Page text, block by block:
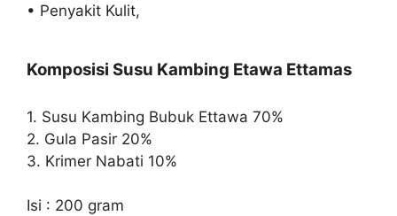
• Penyakit Kulit,
Komposisi Susu Kambing Etawa Ettamas
1. Susu Kambing Bubuk Ettawa 70%
2. Gula Pasir 20%
3. Krimer Nabati 10%
Isi : 200 gram